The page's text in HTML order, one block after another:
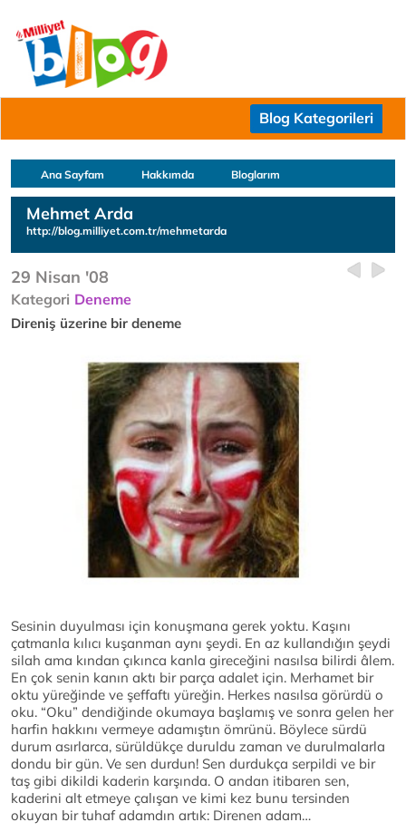
Blog Kategorileri
Ana Sayfam Hakkımda Bloglarım
Mehmet Arda
http://blog.milliyet.com.tr/mehmetarda
29 Nisan '08
Kategori Deneme
Direniş üzerine bir deneme
Sesinin duyulması için konuşmana gerek yoktu. Kaşını
çatmanla kılıcı kuşanman aynı şeydi. En az kullandığın şeydi
silah ama kından çıkınca kanla gireceğini nasılsa bilirdi âlem.
En çok senin kanın aktı bir parça adalet için. Merhamet bir
oktu yüreğinde ve şeffaftı yüreğin. Herkes nasılsa görürdü o
oku. “Oku” dendiğinde okumaya başlamış ve sonra gelen her
harfin hakkını vermeye adamıştın ömrünü. Böylece sürdü
durum asırlarca, sürüldükçe duruldu zaman ve durulmalarla
dondu bir gün. Ve sen durdun! Sen durdukça serpildi ve bir
taş gibi dikildi kaderin karşında. O andan itibaren sen,
kaderini alt etmeye çalışan ve kimi kez bunu tersinden
okuyan bir tuhaf adamdın artık: Direnen adam…